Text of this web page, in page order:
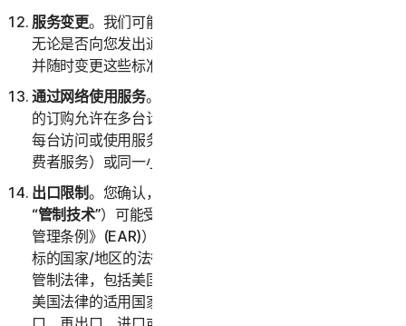
服务变更。我们可能会随时变更或终止全部或部分服务，
无论是否向您发出通知。我们还保留为服务制定资格标准
并随时变更这些标准的权利。
通过网络使用服务。您可以通过网络使用服务，前提是您
的订购允许在多台计算机或设备上访问或使用服务，并且
每台访问或使用服务的计算机或设备均来自同一家庭（消
费者服务）或同一小型企业（企业服务）。
出口限制。您确认，本服务及相关技术数据（以下统称
“管制技术”）可能受美国进出口法律（特别是《美国出口
管理条例》(EAR)）以及作为管制技术的进口或再出口目
标的国家/地区的法律的约束。您同意遵守所有相关出口
管制法律，包括美国贸易禁运和制裁及安全规定以及符合
美国法律的适用国家或地区法律，并不会违反美国法律出